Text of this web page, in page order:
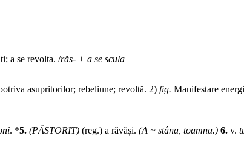
a se revolta. /răs- + a se scula
asupritorilor; rebeliune; revoltă. 2) fig. Manifestare
. *5. (PĂSTORIT) (reg.) a răvăși. (A ~ stâna, toamna.) 6. v.